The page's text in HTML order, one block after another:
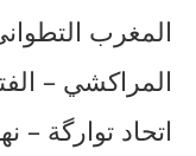
المغرب
المراكشي –
اتحاد توارگة